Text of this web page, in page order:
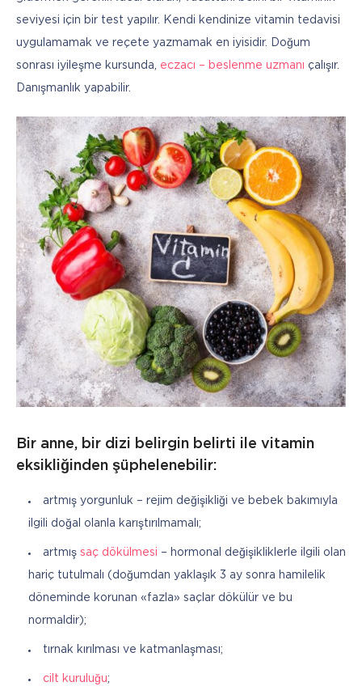
seviyesi için bir test yapılır. Kendi kendinize vitamin tedavisi
uygulamamak ve reçete yazmamak en iyisidir. Doğum
sonrası iyileşme kursunda, eczacı – beslenme uzmanı çalışır.
Danışmanlık yapabilir.
Bir anne, bir dizi belirgin belirti ile vitamin
eksikliğinden şüphelenebilir:
artmış yorgunluk – rejim değişikliği ve bebek bakımıyla
ilgili doğal olanla karıştırılmamalı;
artmış saç dökülmesi – hormonal değişikliklerle ilgili olan
hariç tutulmalı (doğumdan yaklaşık 3 ay sonra hamilelik
döneminde korunan «fazla» saçlar dökülür ve bu
normaldir);
tırnak kırılması ve katmanlaşması;
cilt kuruluğu;